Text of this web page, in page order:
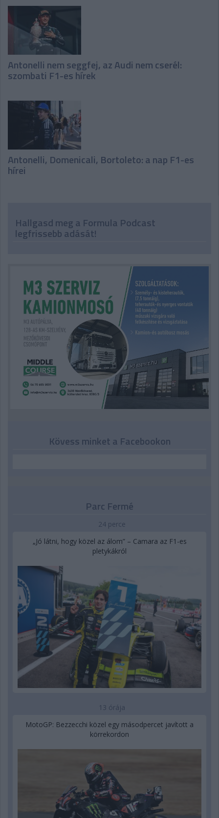
Antonelli nem seggfej, az Audi nem cserél:
szombati F1-es hírek
Antonelli, Domenicali, Bortoleto: a nap F1-es
hírei
Hallgasd meg a Formula Podcast
legfrissebb adását!
Kövess minket a Facebookon
Parc Fermé
24 perce
„Jó látni, hogy közel az álom” – Camara az F1-es
pletykákról
13 órája
MotoGP: Bezzecchi közel egy másodpercet javított a
körrekordon